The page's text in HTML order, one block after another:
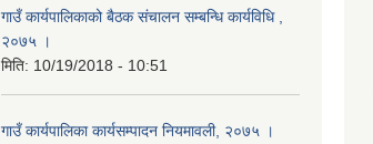
गाउँ कार्यपालिकाको बैठक संचालन सम्बन्धि कार्यविधि ,
२०७५ ।
मिति: 10/19/2018 - 10:51
गाउँ कार्यपालिका कार्यसम्पादन नियमावली, २०७५ ।